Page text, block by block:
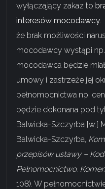
wyłączający zakaz to
interesów mocodawcy.
że brak możliwości
mocodawcy wystąpi
mocodawca będzie
umowy i zastrzeże jej
pełnomocnictwa np.
będzie dokonana pod
Balwicka-Szczyrba [w:]
Balwicka-Szczyrba,
przepisów ustawy –
Pełnomocnictwo.
108). W